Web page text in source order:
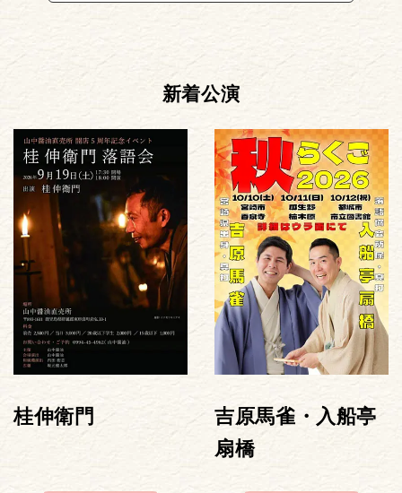
新着公演
桂伸衛門
吉原馬雀・入船亭
扇橋